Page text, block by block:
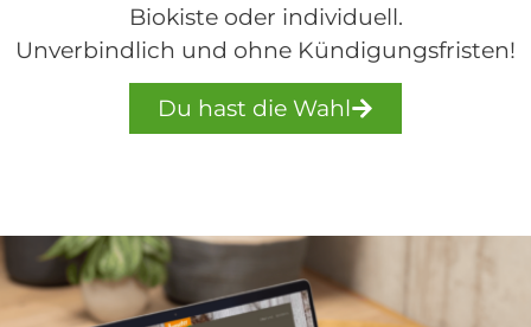
Biokiste oder individuell.
Unverbindlich und ohne Kündigungsfristen!
Du hast die Wahl